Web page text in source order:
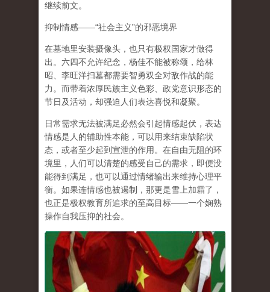
继续前文。
抑制情感——“社会主义”的邪恶境界
在墓地里安装摄像头，也只有极权国家才做得
出。六四不允许纪念，杨佳不能被称颂，给林
昭、李旺洋扫墓都需要智勇双全对敌作战的能
力。而带着浓厚民族主义色彩、政党意识形态的
节日及活动，却强迫人们表达喜悦和凝聚。
日常需求无法被满足必然会引起情感起伏， 表达
情感是人的辅助性本能，可以用来结束缺陷状
态，或者至少起到宣泄的作用 。在自由无阻的环
境里，人们可以清楚的感受自己的需求，即便没
能得到满足，也可以通过情绪输出来维持心理平
衡。如果连情感也被遏制，那更是雪上加霜了，
也正是极权教育所追求的至高目标——一个娴熟
操作自我压抑的社会。